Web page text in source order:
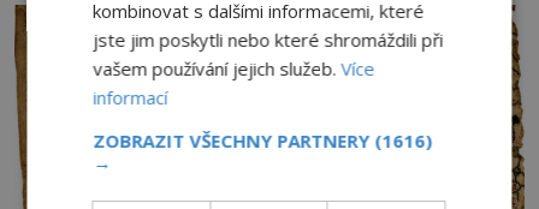
dost. Čas pracuje pro obléhatele. Ve městě ubývají
zásoby a každý den znamená další porci strádá
kombinovat s dalšími informacemi, které
jste jim poskytli nebo které shromáždili při
vašem používání jejich služeb.Více
informací
ZOBRAZIT VŠECHNY PARTNERY (1616)
→